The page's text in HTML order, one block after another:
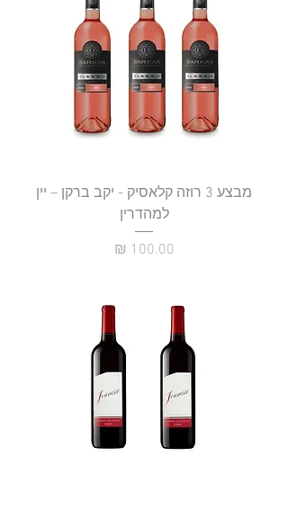
מבצע 3 רוזה קלאסיק - יקב ברקן – יין
למהדרין
מחיר